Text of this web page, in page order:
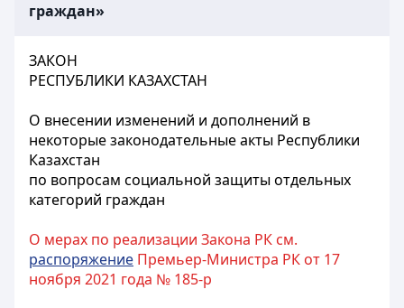
граждан»
ЗАКОН
РЕСПУБЛИКИ КАЗАХСТАН
О внесении изменений и дополнений в
некоторые законодательные акты Республики
Казахстан
по вопросам социальной защиты отдельных
категорий граждан
О мерах по реализации Закона РК см.
распоряжение Премьер-Министра РК от 17
ноября 2021 года № 185-р